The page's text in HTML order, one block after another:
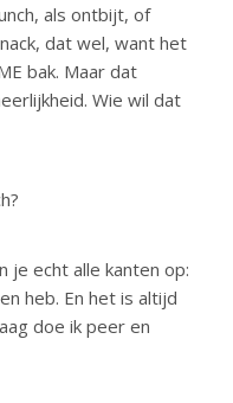
als ontbijt, of
dat wel, want het
bak. Maar dat
Wie wil dat
je echt alle kanten op:
heb. En het is altijd
doe ik peer en